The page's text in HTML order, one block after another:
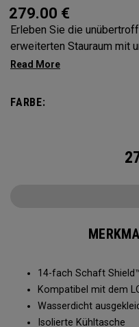
279.00 €
Erleben Sie die
erweiterten Stauraum mit
entwickelt für Golfer, die
wasserdichten 10K-
FARBE:
14-fach Schaft
Kompatibel mit dem
Wasserdicht
Isolierte Kühltasche